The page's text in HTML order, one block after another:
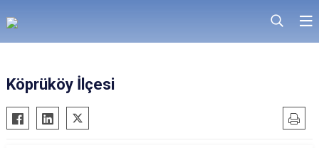
Köprüköy İlçesi